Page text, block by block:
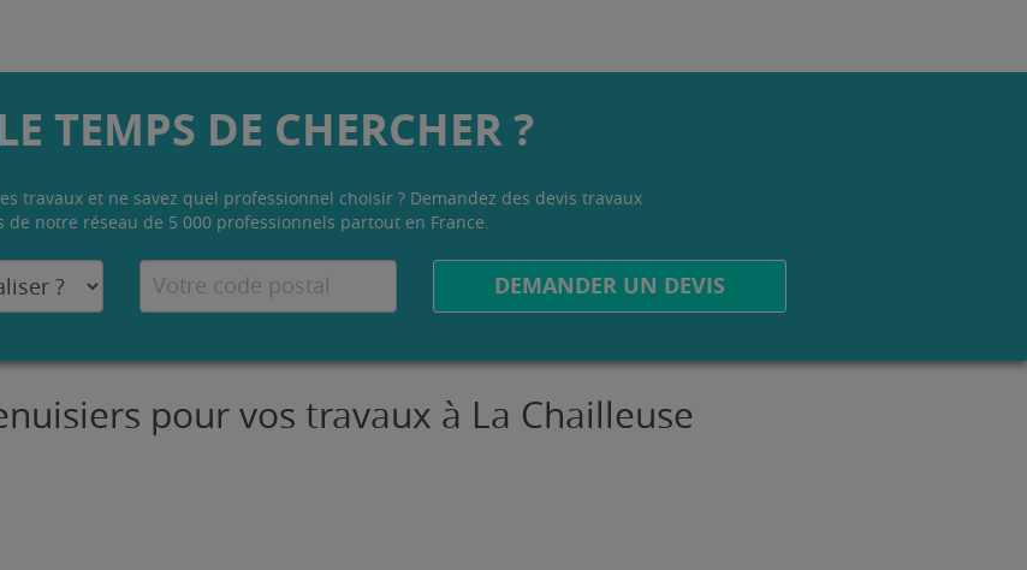
TEMPS DE CHERCHER ?
travaux et ne savez quel professionnel choisir ? Demandez des devis travaux
de notre réseau de 5 000 professionnels partout en France.
DEMANDER UN DEVIS
pour vos travaux à La Chailleuse